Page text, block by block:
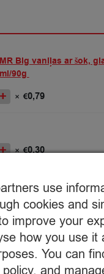
Big vaniļas ar šok,
90g
+ × €0,79
× €0,30
Просмотр корзины
Оформление заказа
use
cookies and
improve your
how you use it
You can
and